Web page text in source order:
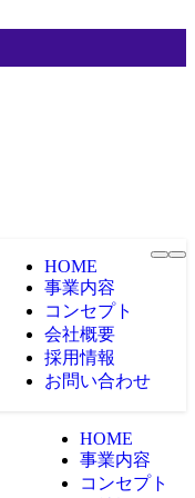
HOME
事業内容
コンセプト
会社概要
採用情報
お問い合わせ
HOME
事業内容
コンセプト